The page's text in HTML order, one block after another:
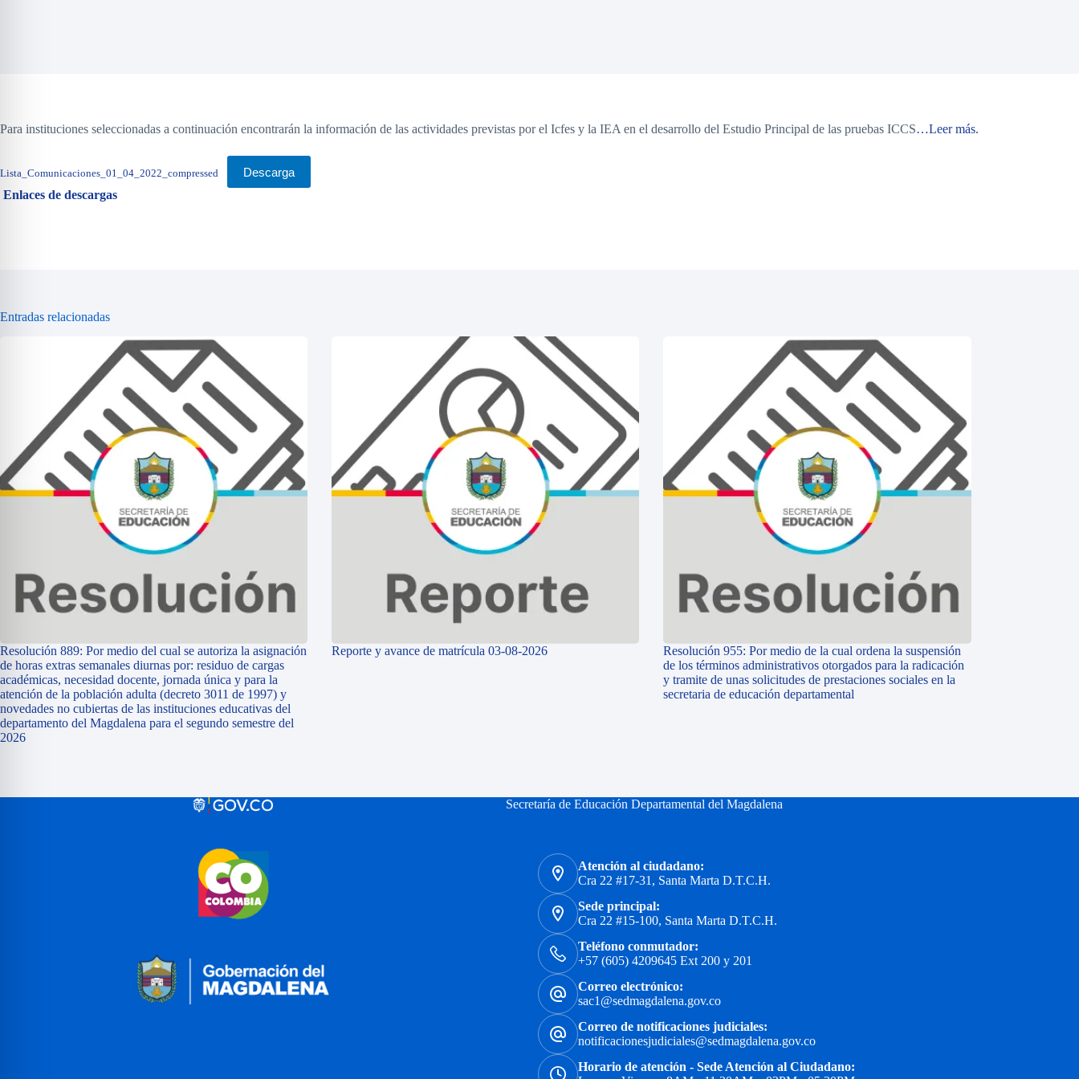
Para instituciones seleccionadas a continuación encontrarán la información de las actividades previstas por el Icfes y la IEA en el desarrollo del Estudio Principal de las pruebas ICCS…Leer más.
Lista_Comunicaciones_01_04_2022_compressed
Descarga
Enlaces de descargas
Entradas relacionadas
Resolución 889: Por medio del cual se autoriza la asignación
de horas extras semanales diurnas por: residuo de cargas
académicas, necesidad docente, jornada única y para la
atención de la población adulta (decreto 3011 de 1997) y
novedades no cubiertas de las instituciones educativas del
departamento del Magdalena para el segundo semestre del
2026
Reporte y avance de matrícula 03-08-2026
Resolución 955: Por medio de la cual ordena la suspensión
de los términos administrativos otorgados para la radicación
y tramite de unas solicitudes de prestaciones sociales en la
secretaria de educación departamental
Secretaría de Educación Departamental del Magdalena
Atención al ciudadano:
Cra 22 #17-31, Santa Marta D.T.C.H.
Sede principal:
Cra 22 #15-100, Santa Marta D.T.C.H.
Teléfono conmutador:
+57 (605) 4209645 Ext 200 y 201
Correo electrónico:
sac1@sedmagdalena.gov.co
Correo de notificaciones judiciales:
notificacionesjudiciales@sedmagdalena.gov.co
Horario de atención - Sede Atención al Ciudadano: